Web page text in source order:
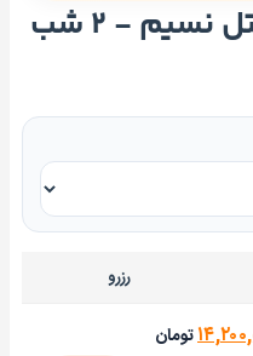
قیمت تور مشهد هتل نسیم - ۲ شب
رزرو
تومان